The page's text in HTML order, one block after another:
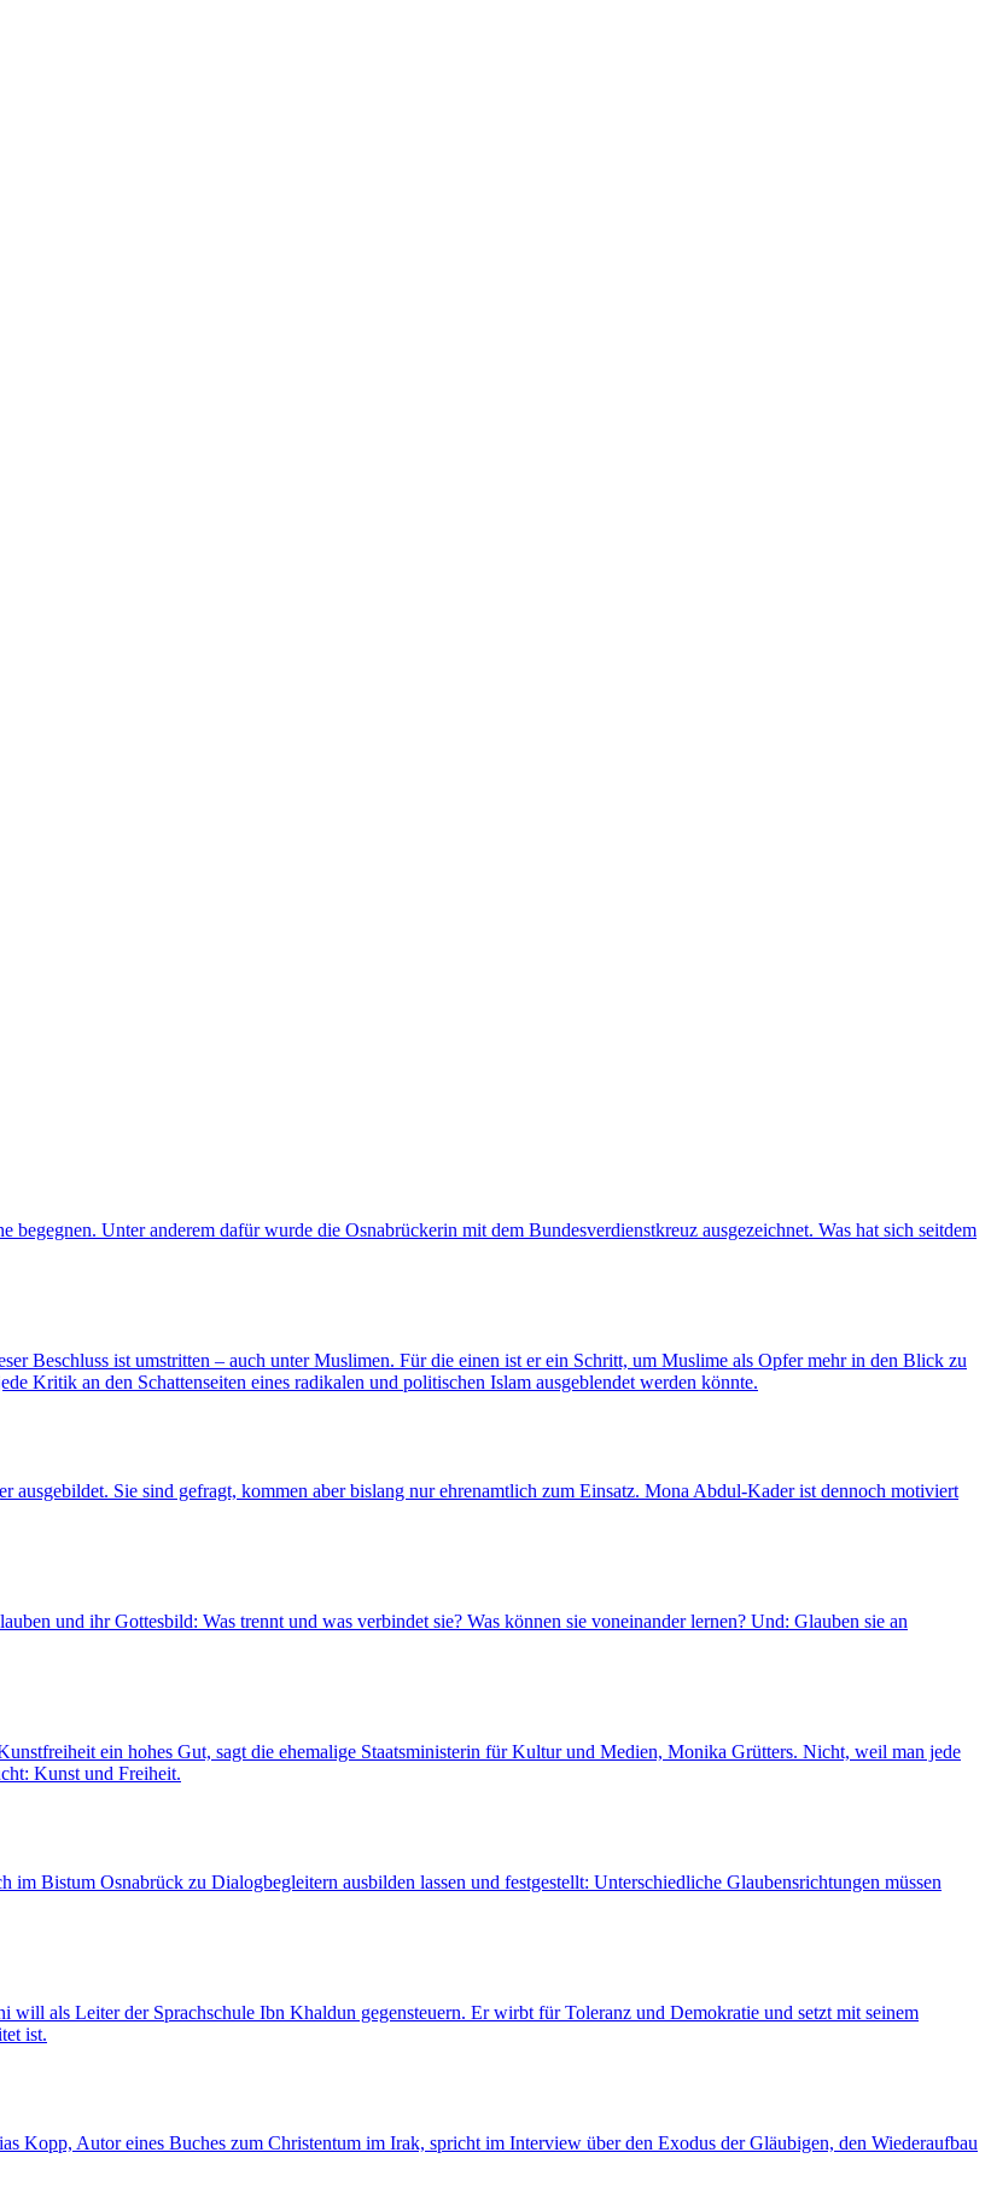
Unter anderem dafür wurde die Osnabrückerin mit dem Bundesverdienstkreuz ausgezeichnet. Was hat sich seitdem
Beschluss ist umstritten – auch unter Muslimen. Für die einen ist er ein Schritt, um Muslime als Opfer mehr in den Blick zu
Kritik an den Schattenseiten eines radikalen und politischen Islam ausgeblendet werden könnte.
ausgebildet. Sie sind gefragt, kommen aber bislang nur ehrenamtlich zum Einsatz. Mona Abdul-Kader ist dennoch motiviert
und ihr Gottesbild: Was trennt und was verbindet sie? Was können sie voneinander lernen? Und: Glauben sie an
ein hohes Gut, sagt die ehemalige Staatsministerin für Kultur und Medien, Monika Grütters. Nicht, weil man jede
Kunst und Freiheit.
Bistum Osnabrück zu Dialogbegleitern ausbilden lassen und festgestellt: Unterschiedliche Glaubensrichtungen müssen
als Leiter der Sprachschule Ibn Khaldun gegensteuern. Er wirbt für Toleranz und Demokratie und setzt mit seinem
ist.
Kopp, Autor eines Buches zum Christentum im Irak, spricht im Interview über den Exodus der Gläubigen, den Wiederaufbau